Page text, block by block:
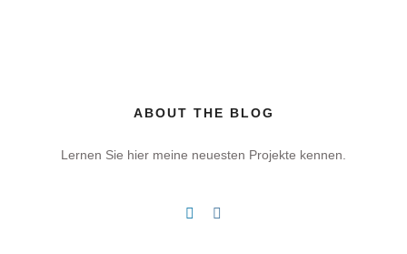
ABOUT THE BLOG
Lernen Sie hier meine neuesten Projekte kennen.